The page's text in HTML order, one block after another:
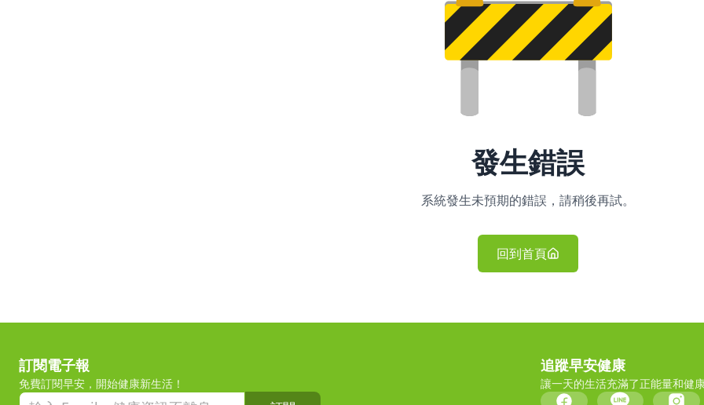
發生錯誤
系統發生未預期的錯誤，請稍後再試。
回到首頁
訂閱電子報
免費訂閱早安，開始健康新生活！
追蹤早安健康
讓一天的生活充滿了正能量和健